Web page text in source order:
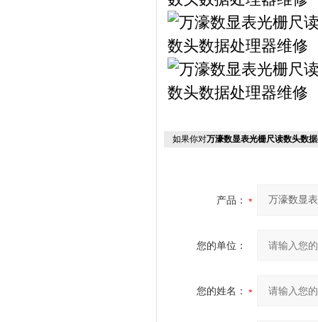
如果你对万濠数显表光栅尺读数头数
产品：
您的单位：
您的姓名：